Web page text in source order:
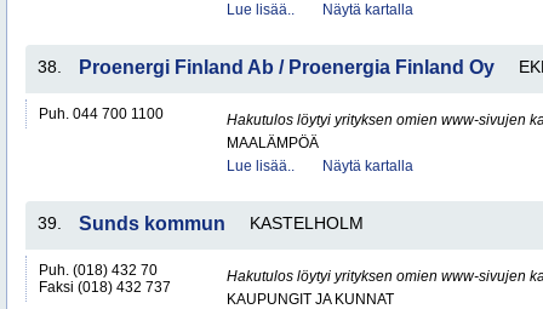
Lue lisää..
Näytä kartalla
38. Proenergi Finland Ab / Proenergia Finland Oy
Puh. 044 700 1100
Hakutulos löytyi yrityksen omien www-sivujen
MAALÄMPÖÄ
Lue lisää..
Näytä kartalla
39. Sunds kommun KASTELHOLM
Puh. (018) 432 70
Faksi (018) 432 737
Hakutulos löytyi yrityksen omien www-sivujen
KAUPUNGIT JA KUNNAT